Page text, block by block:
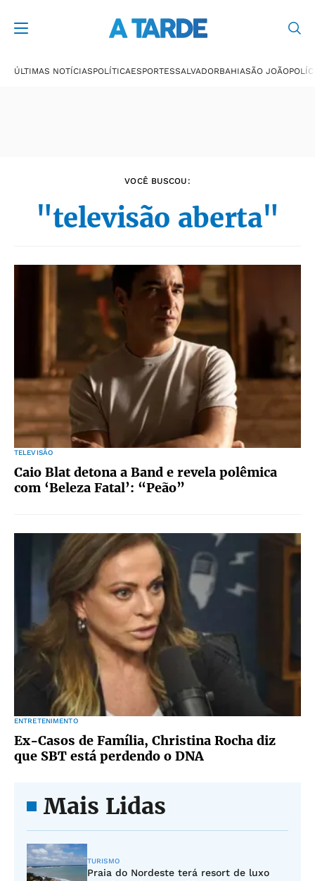
ÚLTIMAS NOTÍCIASPOLÍTICAESPORTESSALVADORBAHIASÃO JOÃO
VOCÊ BUSCOU:
"televisão aberta"
TELEVISÃO
Caio Blat detona a Band e revela polêmica
com ‘Beleza Fatal’: “Peão”
ENTRETENIMENTO
Ex-Casos de Família, Christina Rocha diz
que SBT está perdendo o DNA
Mais Lidas
TURISMO
Praia do Nordeste terá resort de luxo